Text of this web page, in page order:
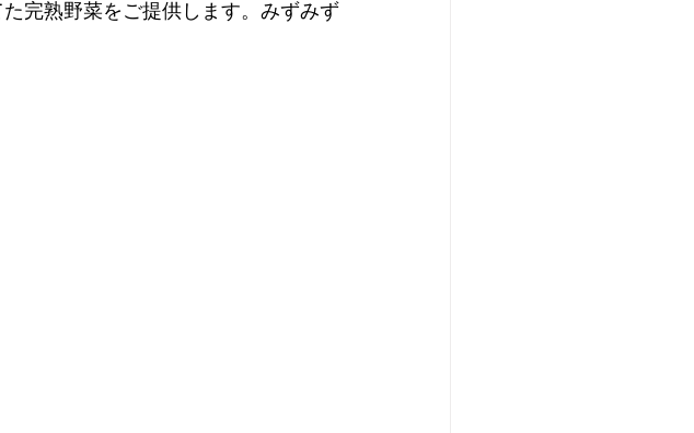
完熟野菜をご提供します。みずみず